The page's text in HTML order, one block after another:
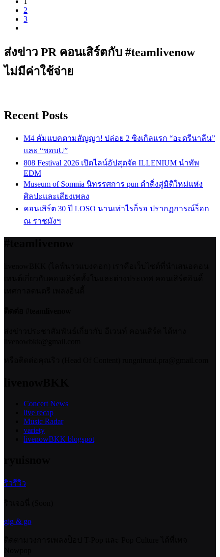
2
3
ส่งข่าว PR คอนเสิร์ตกับ #teamlivenow
ไม่มีค่าใช้จ่าย
Recent Posts
M4 คัมแบคตามสัญญา! ปล่อย 2 ซิงเกิลแรก “อะดรีนาลีน”
และ “ชอบU”
808 Festival 2026 เปิดไลน์อัปสุดจัด ILLENIUM นำทัพ
EDM
Museum of Somnia นิทรรศการ pun ดำดิ่งสู่มิติใหม่แห่ง
ศิลปะและเสียงเพลง
คอนเสิร์ต 30 ปี LOSO นานเท่าไรก็รอ ปรากฏการณ์ร็อก
ณ ราชมังฯ
Concert News
live recap
Music Radar
variety
livenowBKK blogspot
ริวรีวิว
gig & go